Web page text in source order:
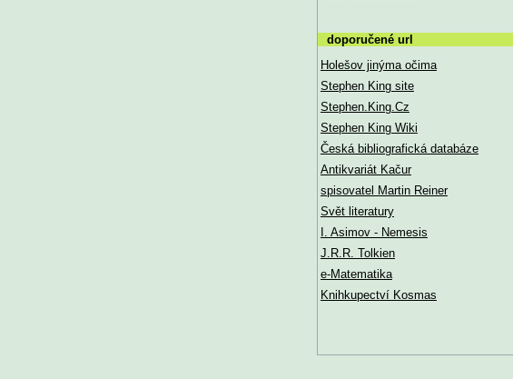
doporučené url
Holešov jinýma očima
Stephen King site
Stephen.King.Cz
Stephen King Wiki
Česká bibliografická databáze
Antikvariát Kačur
spisovatel Martin Reiner
Svět literatury
I. Asimov - Nemesis
J.R.R. Tolkien
e-Matematika
Knihkupectví Kosmas